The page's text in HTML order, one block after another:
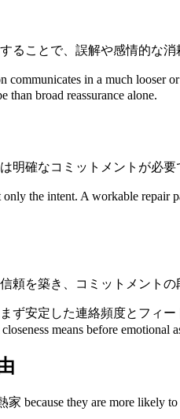
ることで、誤解や感情的な消
communicates in a much
than broad reassurance alone.
明確なコミットメントが必要
the intent. A workable repair
頼を築き、コミットメントの
安定した連絡頻度とフィー
means before emotional
they are more likely to